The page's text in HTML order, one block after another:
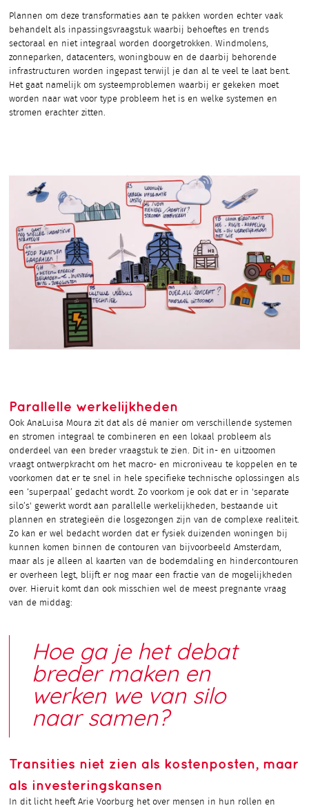
Plannen om deze transformaties aan te pakken worden echter vaak
behandelt als inpassingsvraagstuk waarbij behoeftes en trends
sectoraal en niet integraal worden doorgetrokken. Windmolens,
zonneparken, datacenters, woningbouw en de daarbij behorende
infrastructuren worden ingepast terwijl je dan al te veel te laat bent.
Het gaat namelijk om systeemproblemen waarbij er gekeken moet
worden naar wat voor type probleem het is en welke systemen en
stromen erachter zitten.
Parallelle werkelijkheden
Ook AnaLuisa Moura zit dat als dé manier om verschillende systemen
en stromen integraal te combineren en een lokaal probleem als
onderdeel van een breder vraagstuk te zien. Dit in- en uitzoomen
vraagt ontwerpkracht om het macro- en microniveau te koppelen en te
voorkomen dat er te snel in hele specifieke technische oplossingen als
een ‘superpaal’ gedacht wordt. Zo voorkom je ook dat er in 'separate
silo’s' gewerkt wordt aan parallelle werkelijkheden, bestaande uit
plannen en strategieën die losgezongen zijn van de complexe realiteit.
Zo kan er wel bedacht worden dat er fysiek duizenden woningen bij
kunnen komen binnen de contouren van bijvoorbeeld Amsterdam,
maar als je alleen al kaarten van de bodemdaling en hindercontouren
er overheen legt, blijft er nog maar een fractie van de mogelijkheden
over. Hieruit komt dan ook misschien wel de meest pregnante vraag
van de middag:
Hoe ga je het debat
breder maken en
werken we van silo
naar samen?
Transities niet zien als kostenposten, maar
als investeringskansen
In dit licht heeft Arie Voorburg het over mensen in hun rollen en